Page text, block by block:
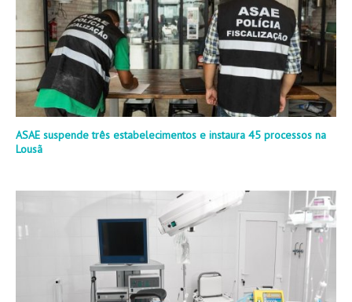
ASAE suspende três estabelecimentos e instaura 45 processos na
Lousã